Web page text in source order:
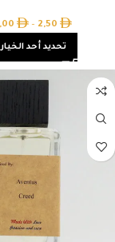
2,50
–
تحديد أحد